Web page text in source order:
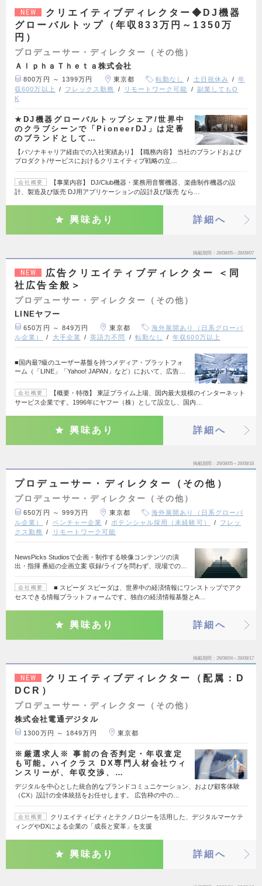
NEW
クリエイティブディレクター◆DJ機器
グローバルトップ（年収833万円～1350万
円）
プロデューサー・ディレクター（その他）
ＡｌｐｈａＴｈｅｔａ株式会社
800万円 ～ 1399万円 東京都 転勤なし 土日祝休み
年
収600万以上
フレックス勤務 リモートワーク可能
副業してもO
K
★DJ機器グローバルトップシェア/世界中
のクラブシーンで「PioneerDJ」は定番
のブランドとして…
【パソナキャリア経由での入社実績あり】【職務内容】 当社のブランドおよび
プロダクト/サービスにおけるクリエイティブ戦略の立…
会社概要
【事業内容】 DJ/Club機器・業務用音響機器、楽曲制作機器の設
計、製造及び販売 DJ用アプリケーションの設計及び販売 なら…
興味あり 詳細へ
掲載期間 26/08/05～26/09/07
NEW
広告クリエイティブディレクター ＜同
社広告全般＞
プロデューサー・ディレクター（その他）
LINEヤフー
650万円 ～ 849万円 東京都
海外展開あり（日系グローバ
ル企業）
大手企業 英語力不問 転勤なし 年収600万以上
■国内最?級のユーザー基盤を持つメディア・プラットフォ
ーム（「LINE」「Yahoo! JAPAN」など）において、広告…
会社概要
【概要・特徴】 東証プライム上場、国内最大規模のインターネット
サービス企業です。1996年にヤフー（株）として設立し、国内…
興味あり 詳細へ
掲載期間 26/08/05～26/08/18
プロデューサー・ディレクター（その他）
プロデューサー・ディレクター（その他）
650万円 ～ 999万円 東京都
海外展開あり（日系グローバ
ル企業）
ベンチャー企業 ポテンシャル採用（未経験可）
フレッ
クス勤務
リモートワーク可能
NewsPicks Studiosで企画・制作する映像コンテンツの演
出・指揮 番組の企画立案 収録/ライブを問わず、現場での…
会社概要
■ スピーダ スピーダは、世界中の経済情報にワンストップでアク
セスできる情報プラットフォームです。独自の経済情報基盤とA…
興味あり 詳細へ
掲載期間 26/08/04～26/08/17
NEW
クリエイティブディレクター（配属：D
DCR）
プロデューサー・ディレクター（その他）
株式会社電通デジタル
1300万円 ～ 1849万円 東京都
※厳選求人※ 事前の合否判定・年収査定
も可能。ハイクラス DX専門人材会社ウィ
ンスリーが、年収交渉、…
デジタルを中心とした統合的なブランドコミュニケーション、および顧客体験
（CX）設計の全体統括をお任せします。 広告枠の中の…
会社概要
クリエイティビティとテクノロジーを活用した、デジタルマーケテ
ィングやDXによる企業の「成長と変革」を支援
興味あり 詳細へ